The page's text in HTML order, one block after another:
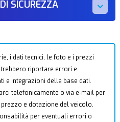
SICUREZZA
i dati tecnici, le foto e i prezzi
riportare errori e
e integrazioni della base dati.
telefonicamente o via e-mail per
e dotazione del veicolo.
per eventuali errori o